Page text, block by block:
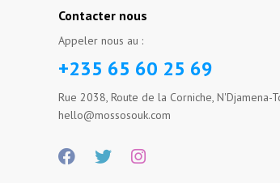
Contacter nous
Appeler nous au :
+235 65 60 25 69
Rue 2038, Route de la Corniche, N'Djamena-
hello@mossosouk.com